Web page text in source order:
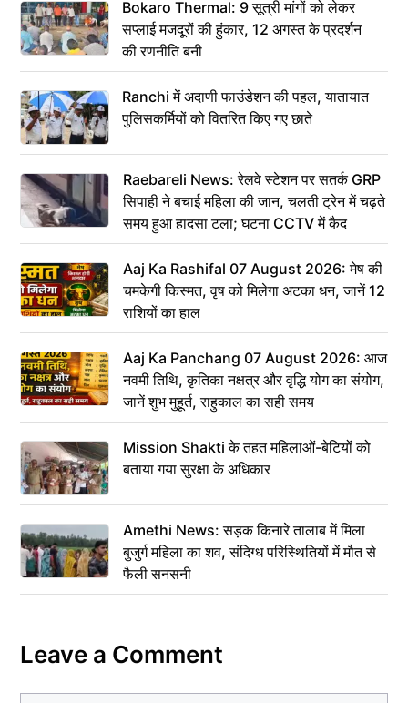
Bokaro Thermal: 9 सूत्री मांगों को लेकर
सप्लाई मजदूरों की हुंकार, 12 अगस्त के प्रदर्शन
की रणनीति बनी
Ranchi में अदाणी फाउंडेशन की पहल, यातायात
पुलिसकर्मियों को वितरित किए गए छाते
Raebareli News: रेलवे स्टेशन पर सतर्क GRP
सिपाही ने बचाई महिला की जान, चलती ट्रेन में चढ़ते
समय हुआ हादसा टला; घटना CCTV में कैद
Aaj Ka Rashifal 07 August 2026: मेष की
चमकेगी किस्मत, वृष को मिलेगा अटका धन, जानें 12
राशियों का हाल
Aaj Ka Panchang 07 August 2026: आज
नवमी तिथि, कृतिका नक्षत्र और वृद्धि योग का संयोग,
जानें शुभ मुहूर्त, राहुकाल का सही समय
Mission Shakti के तहत महिलाओं-बेटियों को
बताया गया सुरक्षा के अधिकार
Amethi News: सड़क किनारे तालाब में मिला
बुजुर्ग महिला का शव, संदिग्ध परिस्थितियों में मौत से
फैली सनसनी
Leave a Comment